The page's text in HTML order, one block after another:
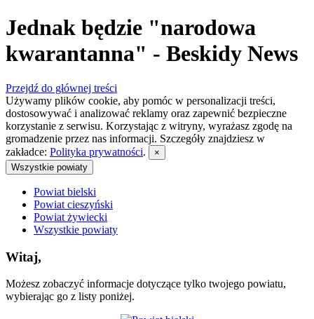
Jednak będzie "narodowa
kwarantanna" - Beskidy News
Przejdź do głównej treści
Używamy plików cookie, aby pomóc w personalizacji treści,
dostosowywać i analizować reklamy oraz zapewnić bezpieczne
korzystanie z serwisu. Korzystając z witryny, wyrażasz zgodę na
gromadzenie przez nas informacji. Szczegóły znajdziesz w
zakładce: Polityka prywatności.
×
Wszystkie powiaty
Powiat bielski
Powiat cieszyński
Powiat żywiecki
Wszystkie powiaty
Witaj,
Możesz zobaczyć informacje dotyczące tylko twojego powiatu,
wybierając go z listy poniżej.